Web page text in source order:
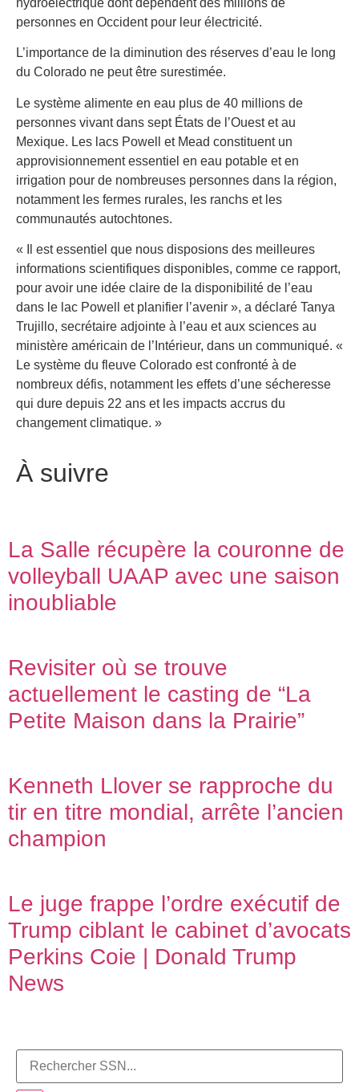
hydroélectrique dont dépendent des millions de
personnes en Occident pour leur électricité.
L’importance de la diminution des réserves d’eau le long
du Colorado ne peut être surestimée.
Le système alimente en eau plus de 40 millions de
personnes vivant dans sept États de l’Ouest et au
Mexique. Les lacs Powell et Mead constituent un
approvisionnement essentiel en eau potable et en
irrigation pour de nombreuses personnes dans la région,
notamment les fermes rurales, les ranchs et les
communautés autochtones.
« Il est essentiel que nous disposions des meilleures
informations scientifiques disponibles, comme ce rapport,
pour avoir une idée claire de la disponibilité de l’eau
dans le lac Powell et planifier l’avenir », a déclaré Tanya
Trujillo, secrétaire adjointe à l’eau et aux sciences au
ministère américain de l’Intérieur, dans un communiqué. «
Le système du fleuve Colorado est confronté à de
nombreux défis, notamment les effets d’une sécheresse
qui dure depuis 22 ans et les impacts accrus du
changement climatique. »
À suivre
La Salle récupère la couronne de
volleyball UAAP avec une saison
inoubliable
Revisiter où se trouve
actuellement le casting de “La
Petite Maison dans la Prairie”
Kenneth Llover se rapproche du
tir en titre mondial, arrête l’ancien
champion
Le juge frappe l’ordre exécutif de
Trump ciblant le cabinet d’avocats
Perkins Coie | Donald Trump
News